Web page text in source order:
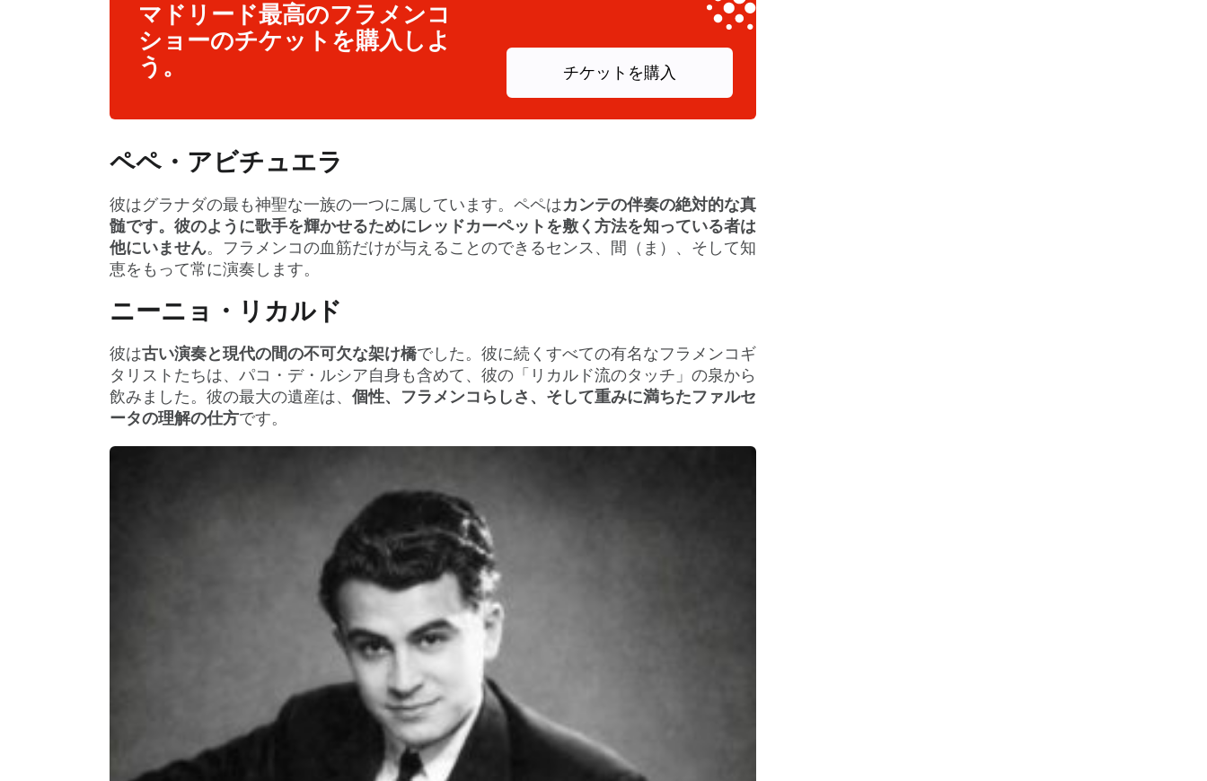
マドリード最高のフラメンコ
ショーのチケットを購入しよ
う。
チケットを購入
ペペ・アビチュエラ
彼はグラナダの最も神聖な一族の一つに属しています。ペペはカンテの伴奏の絶対的な真
髄です。彼のように歌手を輝かせるためにレッドカーペットを敷く方法を知っている者は
他にいません。フラメンコの血筋だけが与えることのできるセンス、間（ま）、そして知
恵をもって常に演奏します。
ニーニョ・リカルド
彼は古い演奏と現代の間の不可欠な架け橋でした。彼に続くすべての有名なフラメンコギ
タリストたちは、パコ・デ・ルシア自身も含めて、彼の「リカルド流のタッチ」の泉から
飲みました。彼の最大の遺産は、 個性、フラメンコらしさ、そして重みに満ちたファルセ
ータの理解の仕方です。